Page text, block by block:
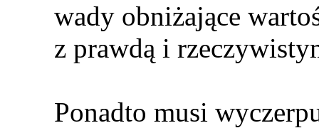
wady obniżające
z prawdą i
Ponadto musi